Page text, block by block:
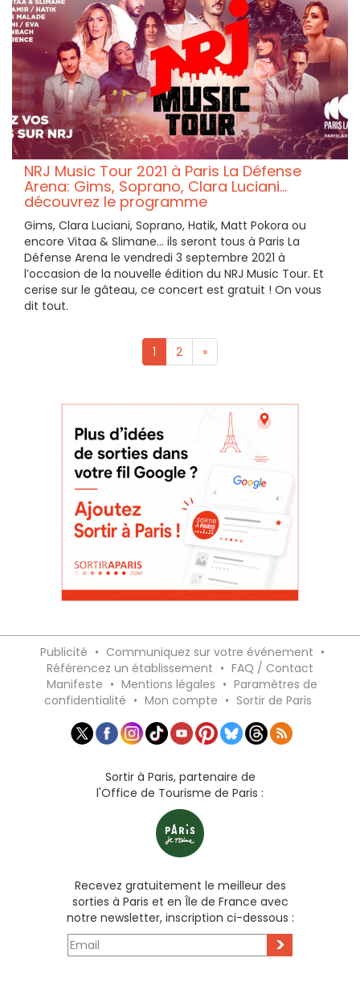
NRJ Music Tour 2021 à Paris La Défense
Arena: Gims, Soprano, Clara Luciani...
découvrez le programme
Gims, Clara Luciani, Soprano, Hatik, Matt Pokora ou
encore Vitaa & Slimane... ils seront tous à Paris La
Défense Arena le vendredi 3 septembre 2021 à
l’occasion de la nouvelle édition du NRJ Music Tour. Et
cerise sur le gâteau, ce concert est gratuit ! On vous
dit tout.
1 2 »
Publicité • Communiquez sur votre événement •
Référencez un établissement • FAQ / Contact
Manifeste • Mentions légales • Paramètres de
confidentialité • Mon compte • Sortir de Paris
Sortir à Paris, partenaire de
l'Office de Tourisme de Paris :
Recevez gratuitement le meilleur des
sorties à Paris et en Île de France avec
notre newsletter, inscription ci-dessous :
>